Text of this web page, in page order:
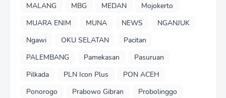
MALANG
MBG MEDAN
Mojokerto
MUARA ENIM
MUNA NEWS
NGANJUK
Ngawi
OKU SELATAN
Pacitan
PALEMBANG
Pamekasan
Pasuruan
Pilkada
PLN Icon Plus
PON ACEH
Ponorogo
Prabowo Gibran
Probolinggo